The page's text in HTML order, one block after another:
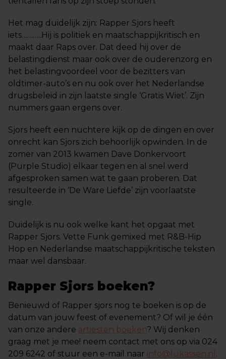
Het mag duidelijk zijn: Rapper Sjors heeft
iets………..Hij is politiek en maatschappijkritisch en
maakt daar Raps over. Dat deed hij over de
belastingdienst maar ook over de ouderenzorg en
het belastingvoordeel voor de bezitters van
oldtimer-auto’s en nu ook over het Nederlandse
drugsbeleid in zijn laatste single ‘Gratis Wiet’. Zijn
nummers gaan ergens over.
Sjors heeft een nuchtere kijk op de dingen en over
onrecht kan Sjors zich behoorlijk opwinden. In de
zomer van 2013 kwamen Dave Donkervoort
(Purple Studio) elkaar tegen en al snel werd
afgesproken samen wat te gaan proberen. Dat
resulteerde in ‘De Ware Liefde’ zijn voorlaatste
single.
Duidelijk is nu ook welke kant het opgaat met
Rapper Sjors. Vette Funk gemixed met R&B-Hip
Hop en Nederlandse maatschappijkritische teksten
maar wel dansbaar.
Rapper Sjors boeken?
Benieuwd of Rapper sjors nog te boeken is op de
datum van jouw feest of evenement? Of wil je één
van onze andere artiesten boeken? Wij denken
graag met je mee! neem contact met ons op via 024
209 6242 of stuur een e-mail naar info@lukassen.nl .